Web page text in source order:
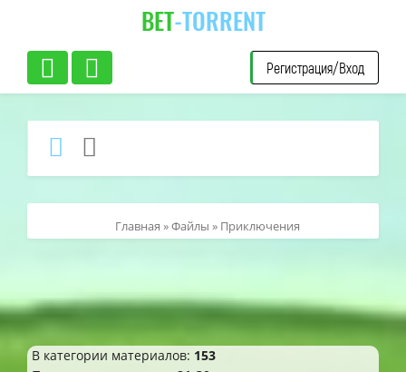
BET-TORRENT
Регистрация/Вход
Главная »Файлы » Приключения
В категории материалов: 153